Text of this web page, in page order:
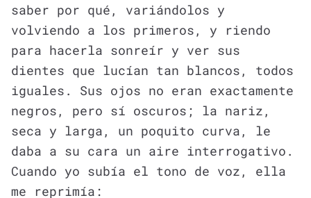
saber por qué, variándolos y
volviendo a los primeros, y riendo
para hacerla sonreír y ver sus
dientes que lucían tan blancos, todos
iguales. Sus ojos no eran exactamente
negros, pero sí oscuros; la nariz,
seca y larga, un poquito curva, le
daba a su cara un aire interrogativo.
Cuando yo subía el tono de voz, ella
me reprimía: